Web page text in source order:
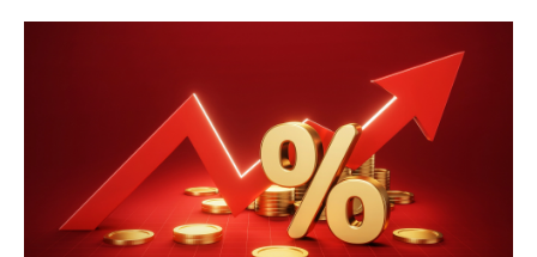
BO-Musterdepots
Mein B:O
Mein Konto